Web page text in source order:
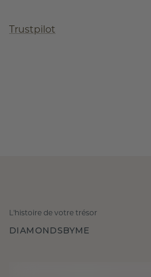
Trustpilot
L'histoire de votre trésor
DIAMONDSBYME